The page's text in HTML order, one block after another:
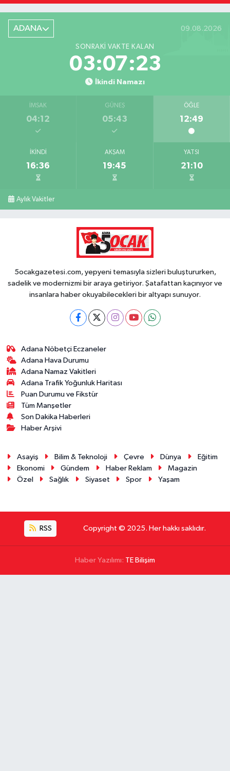
ADANA 09.08.2026
SONRAKI VAKTE KALAN
03:07:23
İkindi Namazı
İMSAK
04:12
GÜNEŞ
05:43
ÖĞLE
12:49
İKINDI
16:36
AKŞAM
19:45
YATSI
21:10
Aylık Vakitler
5ocakgazetesi.com, yepyeni temasıyla sizleri buluştururken,
sadelik ve modernizmi bir araya getiriyor. Şatafattan kaçınıyor ve
insanlara haber okuyabilecekleri bir altyapı sunuyor.
Adana Nöbetçi Eczaneler
Adana Hava Durumu
Adana Namaz Vakitleri
Adana Trafik Yoğunluk Haritası
Puan Durumu ve Fikstür
Tüm Manşetler
Son Dakika Haberleri
Haber Arşivi
Asayiş Bilim & Teknoloji Çevre Dünya
Eğitim
Ekonomi
Gündem Haber Reklam
Magazin
Özel
Sağlık Siyaset Spor Yaşam
RSS Copyright © 2025. Her hakkı saklıdır.
Haber Yazılımı: TE Bilişim